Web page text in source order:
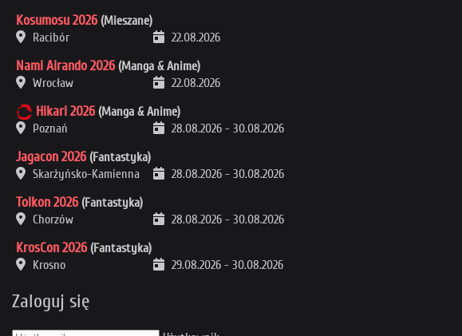
Kosumosu 2026 (Mieszane)
Racibór
22.08.2026
Nami Airando 2026 (Manga & Anime)
Wrocław
22.08.2026
Hikari 2026 (Manga & Anime)
Poznań
28.08.2026 - 30.08.2026
Jagacon 2026 (Fantastyka)
Skarżyńsko-Kamienna
28.08.2026 - 30.08.2026
Tolkon 2026 (Fantastyka)
Chorzów
28.08.2026 - 30.08.2026
KrosCon 2026 (Fantastyka)
Krosno
29.08.2026 - 30.08.2026
Zaloguj się